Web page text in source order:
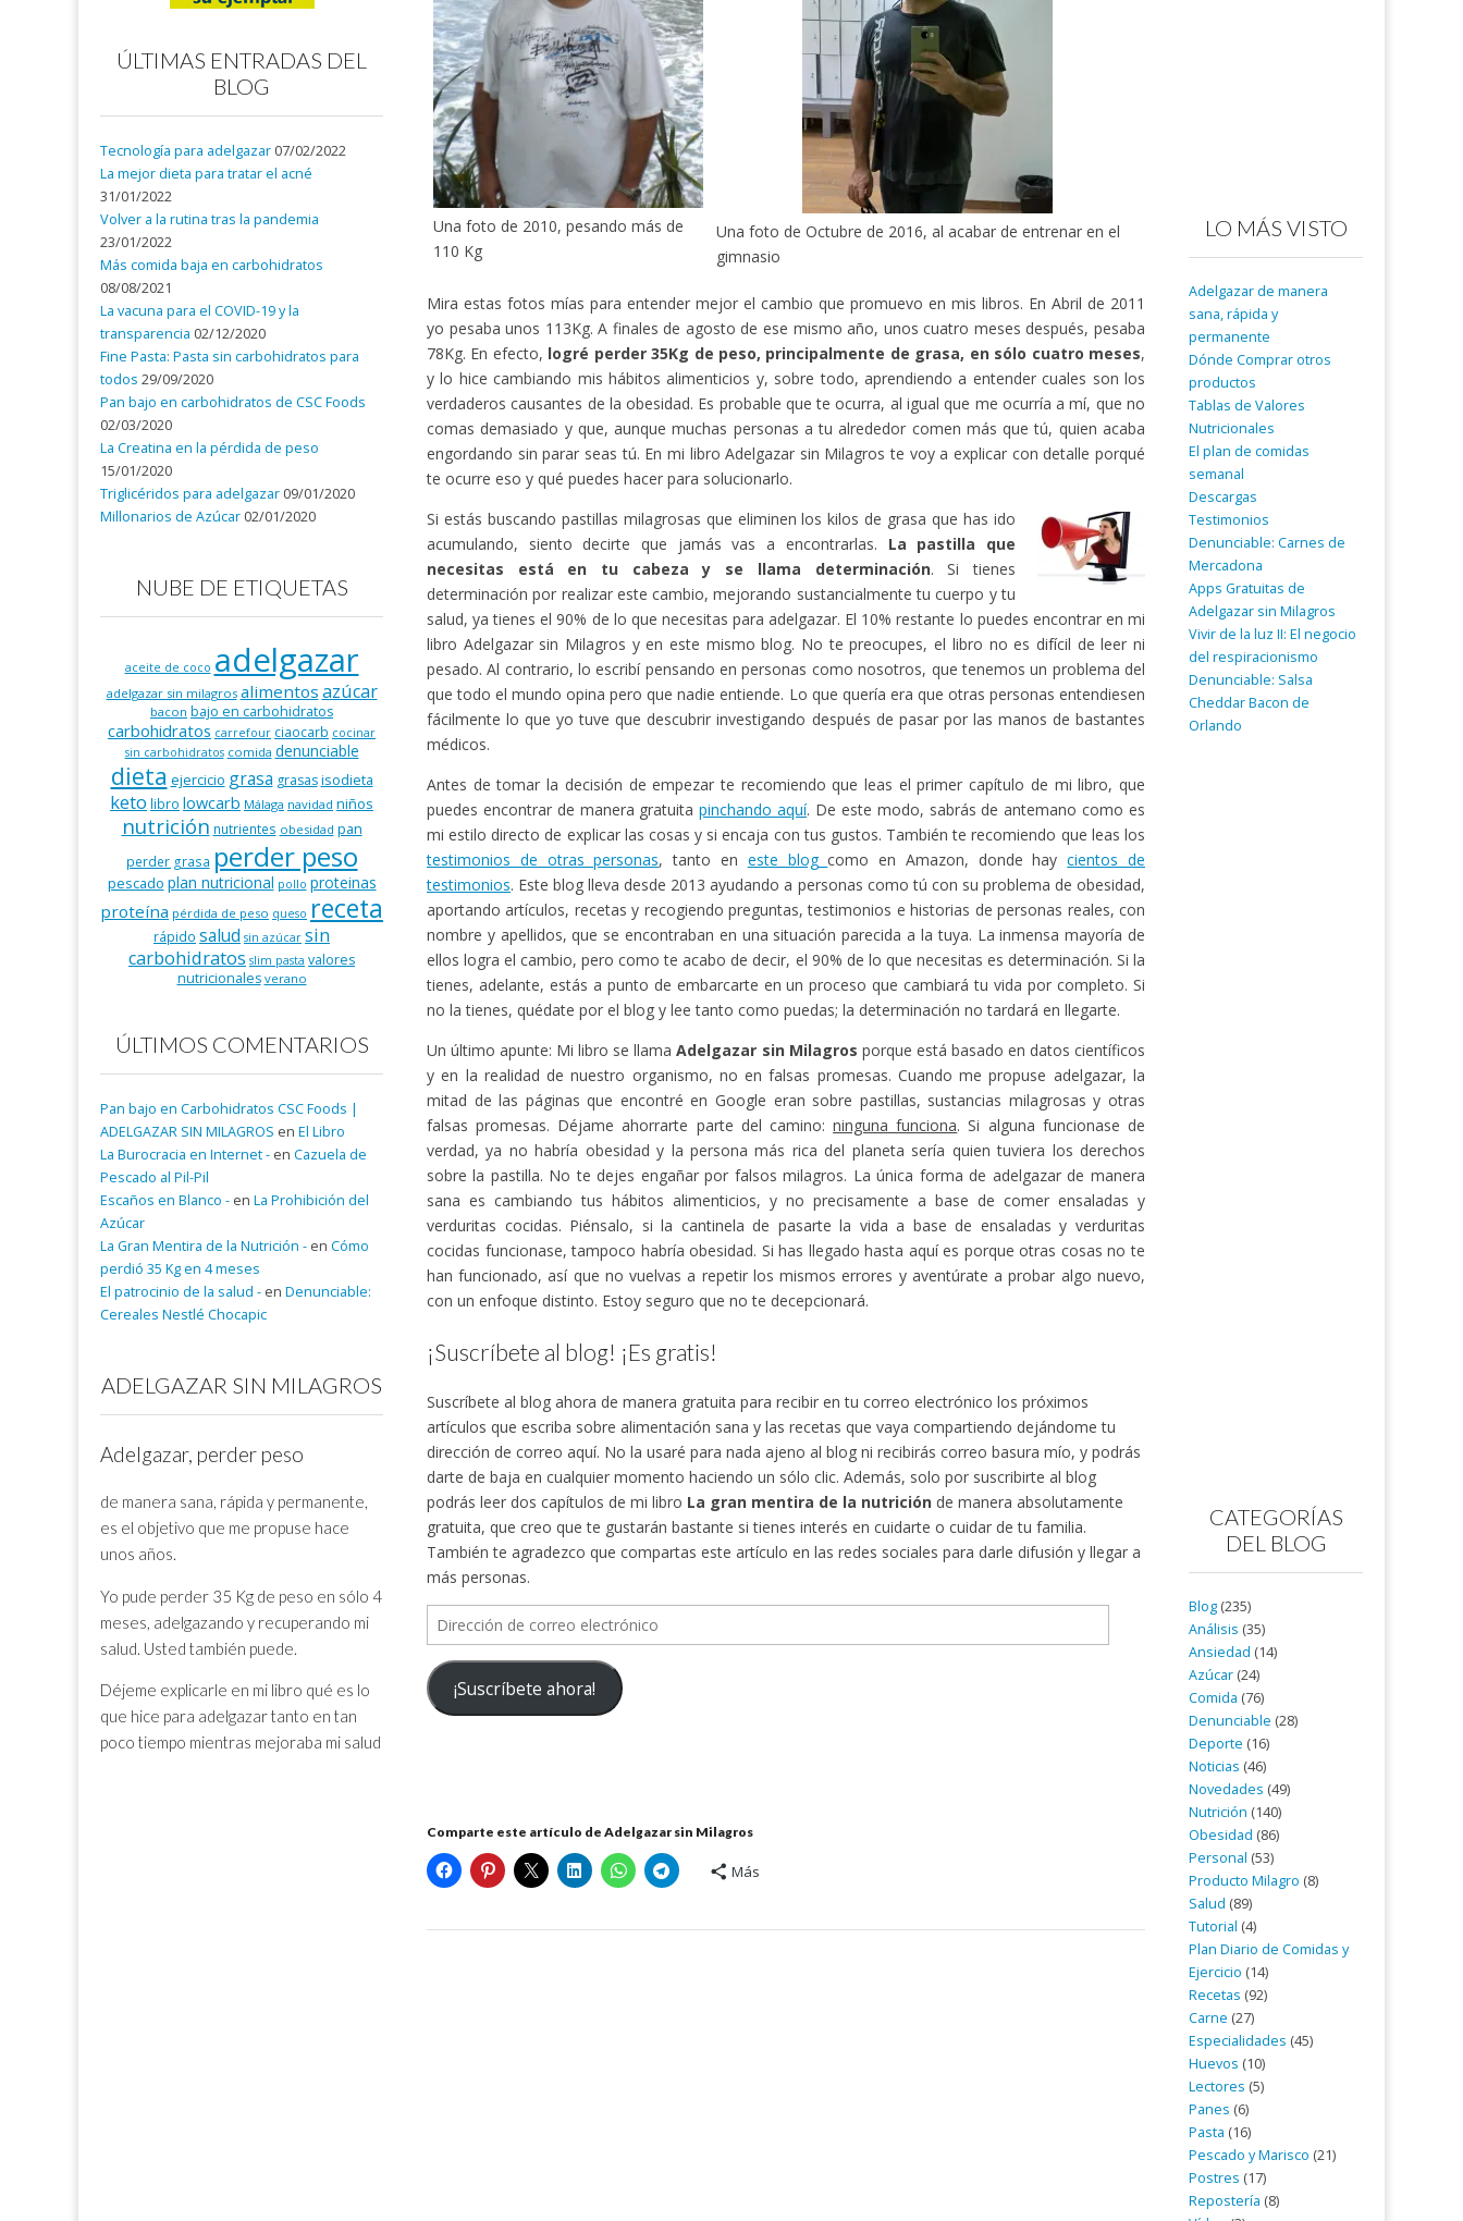
Una foto de 2010, pesando más de
110 Kg
Una foto de Octubre de 2016, al acabar de entrenar en el
gimnasio
Mira estas fotos mías para entender mejor el cambio que promuevo en mis libros. En Abril de 2011
yo pesaba unos 113Kg. A finales de agosto de ese mismo año, unos cuatro meses después, pesaba
78Kg. En efecto, logré perder 35Kg de peso, principalmente de grasa, en sólo cuatro meses,
y lo hice cambiando mis hábitos alimenticios y, sobre todo, aprendiendo a entender cuales son los
verdaderos causantes de la obesidad. Es probable que te ocurra, al igual que me ocurría a mí, que no
comas demasiado y que, aunque muchas personas a tu alrededor comen más que tú, quien acaba
engordando sin parar seas tú. En mi libro Adelgazar sin Milagros te voy a explicar con detalle porqué
te ocurre eso y qué puedes hacer para solucionarlo.
Si estás buscando pastillas milagrosas que eliminen los kilos de grasa que has ido
acumulando, siento decirte que jamás vas a encontrarlas. La pastilla que
necesitas está en tu cabeza y se llama determinación. Si tienes
determinación por realizar este cambio, mejorando sustancialmente tu cuerpo y tu
salud, ya tienes el 90% de lo que necesitas para adelgazar. El 10% restante lo puedes encontrar en mi
libro Adelgazar sin Milagros y en este mismo blog. No te preocupes, el libro no es difícil de leer ni
pesado. Al contrario, lo escribí pensando en personas como nosotros, que tenemos un problema del
que todo el mundo opina pero que nadie entiende. Lo que quería era que otras personas entendiesen
fácilmente lo que yo tuve que descubrir investigando después de pasar por las manos de bastantes
médicos.
Antes de tomar la decisión de empezar te recomiendo que leas el primer capítulo de mi libro, que
puedes encontrar de manera gratuitapinchando aquí. De este modo, sabrás de antemano como es
mi estilo directo de explicar las cosas y si encaja con tus gustos. También te recomiendo que leas los
testimonios de otras personas, tanto en este blogcomo en Amazon, donde haycientos de
testimonios. Este blog lleva desde 2013 ayudando a personas como tú con su problema de obesidad,
aportando artículos, recetas y recogiendo preguntas, testimonios e historias de personas reales, con
nombre y apellidos, que se encontraban en una situación parecida a la tuya. La inmensa mayoría de
ellos logra el cambio, pero como te acabo de decir, el 90% de lo que necesitas es determinación. Si la
tienes, adelante, estás a punto de embarcarte en un proceso que cambiará tu vida por completo. Si
no la tienes, quédate por el blog y lee tanto como puedas; la determinación no tardará en llegarte.
Un último apunte: Mi libro se llamaAdelgazar sin Milagros porque está basado en datos científicos
y en la realidad de nuestro organismo, no en falsas promesas. Cuando me propuse adelgazar, la
mitad de las páginas que encontré en Google eran sobre pastillas, sustancias milagrosas y otras
falsas promesas. Déjame ahorrarte parte del camino:ninguna funciona. Si alguna funcionase de
verdad, ya no habría obesidad y la persona más rica del planeta sería quien tuviera los derechos
sobre la pastilla. No te dejes engañar por falsos milagros. La única forma de adelgazar de manera
sana es cambiando tus hábitos alimenticios, y no precisamente a base de comer ensaladas y
verduritas cocidas. Piénsalo, si la cantinela de pasarte la vida a base de ensaladas y verduritas
cocidas funcionase, tampoco habría obesidad. Si has llegado hasta aquí es porque otras cosas no te
han funcionado, así que no vuelvas a repetir los mismos errores y aventúrate a probar algo nuevo,
con un enfoque distinto. Estoy seguro que no te decepcionará.
¡Suscríbete al blog! ¡Es gratis!
Suscríbete al blog ahora de manera gratuita para recibir en tu correo electrónico los próximos
artículos que escriba sobre alimentación sana y las recetas que vaya compartiendo dejándome tu
dirección de correo aquí. No la usaré para nada ajeno al blog ni recibirás correo basura mío, y podrás
darte de baja en cualquier momento haciendo un sólo clic. Además, solo por suscribirte al blog
podrás leer dos capítulos de mi libro La gran mentira de la nutrición de manera absolutamente
gratuita, que creo que te gustarán bastante si tienes interés en cuidarte o cuidar de tu familia.
También te agradezco que compartas este artículo en las redes sociales para darle difusión y llegar a
más personas.
Dirección
de
correo
electrónico
¡Suscríbete ahora!
Comparte este artículo de Adelgazar sin Milagros
Más
ÚLTIMAS ENTRADAS DEL
BLOG
Tecnología para adelgazar 07/02/2022
La mejor dieta para tratar el acné
31/01/2022
Volver a la rutina tras la pandemia
23/01/2022
Más comida baja en carbohidratos
08/08/2021
La vacuna para el COVID-19 y la
transparencia 02/12/2020
Fine Pasta: Pasta sin carbohidratos para
todos 29/09/2020
Pan bajo en carbohidratos de CSC Foods
02/03/2020
La Creatina en la pérdida de peso
15/01/2020
Triglicéridos para adelgazar 09/01/2020
Millonarios de Azúcar 02/01/2020
NUBE DE ETIQUETAS
aceite de coco adelgazar
adelgazar sin milagros alimentos azúcar
bacon bajo en carbohidratos
carbohidratos carrefour ciaocarb cocinar
sin carbohidratos comida denunciable
dieta ejercicio grasa grasas isodieta
keto libro lowcarb Málaga navidad niños
nutrición nutrientes obesidad pan
perder grasa perder peso
pescado plan nutricional pollo proteinas
proteína pérdida de peso queso receta
rápido salud sin azúcar sin
carbohidratos slim pasta valores
nutricionales verano
ÚLTIMOS COMENTARIOS
Pan bajo en Carbohidratos CSC Foods |
ADELGAZAR SIN MILAGROS en El Libro
La Burocracia en Internet - en Cazuela de
Pescado al Pil-Pil
Escaños en Blanco - en La Prohibición del
Azúcar
La Gran Mentira de la Nutrición - en Cómo
perdió 35 Kg en 4 meses
El patrocinio de la salud - en Denunciable:
Cereales Nestlé Chocapic
ADELGAZAR SIN MILAGROS
Adelgazar, perder peso
de manera sana, rápida y permanente,
es el objetivo que me propuse hace
unos años.
Yo pude perder 35 Kg de peso en sólo 4
meses, adelgazando y recuperando mi
salud. Usted también puede.
Déjeme explicarle en mi libro qué es lo
que hice para adelgazar tanto en tan
poco tiempo mientras mejoraba mi salud
LO MÁS VISTO
Adelgazar de manera
sana, rápida y
permanente
Dónde Comprar otros
productos
Tablas de Valores
Nutricionales
El plan de comidas
semanal
Descargas
Testimonios
Denunciable: Carnes de
Mercadona
Apps Gratuitas de
Adelgazar sin Milagros
Vivir de la luz II: El negocio
del respiracionismo
Denunciable: Salsa
Cheddar Bacon de
Orlando
CATEGORÍAS
DEL BLOG
Blog (235)
Análisis (35)
Ansiedad (14)
Azúcar (24)
Comida (76)
Denunciable (28)
Deporte (16)
Noticias (46)
Novedades (49)
Nutrición (140)
Obesidad (86)
Personal (53)
Producto Milagro (8)
Salud (89)
Tutorial (4)
Plan Diario de Comidas y
Ejercicio (14)
Recetas (92)
Carne (27)
Especialidades (45)
Huevos (10)
Lectores (5)
Panes (6)
Pasta (16)
Pescado y Marisco (21)
Postres (17)
Repostería (8)